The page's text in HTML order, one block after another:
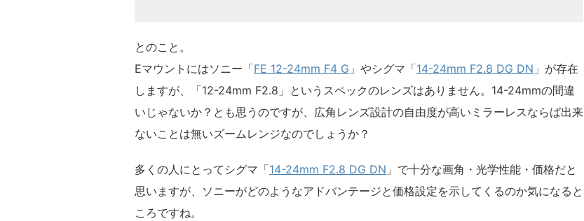
とのこと。
Eマウントにはソニー「FE 12-24mm F4 G 」やシグマ「14-24mm F2.8 DG DN 」が存在
しますが、「12-24mm F2.8」というスペックのレンズはありません。14-24mmの間違
いじゃないか？とも思うのですが、広角レンズ設計の自由度が高いミラーレスならば出来
ないことは無いズームレンジなのでしょうか？
多くの人にとってシグマ「14-24mm F2.8 DG DN 」で十分な画角・光学性能・価格だと
思いますが、ソニーがどのようなアドバンテージと価格設定を示してくるのか気になると
ころですね。